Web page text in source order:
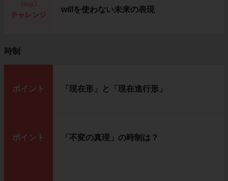
チャレンジ
willを使わない未来の表現
時制
ポイント 「現在形」と「現在進行形」
ポイント 「不変の真理」の時制は？